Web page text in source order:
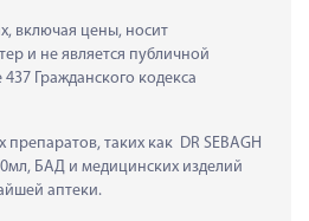
включая цены, носит
и не является публичной
Гражданского кодекса
таких как  DR SEBAGH
БАД и медицинских изделий
аптеки.